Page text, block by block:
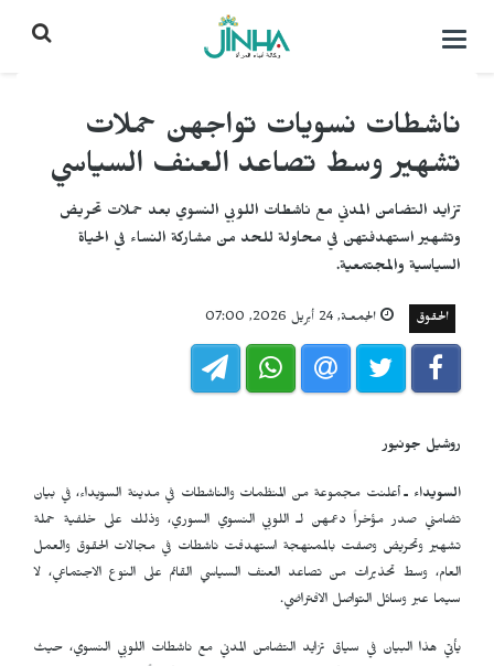
التحكم
ناشطات نسويات تواجهن حملات
تشهير وسط تصاعد العنف السياسي
تزايد التضامن المدني مع ناشطات اللوبي النسوي بعد حملات تحريض
وتشهير استهدفتهن في محاولة للحد من مشاركة النساء في الحياة
السياسية والمجتمعية.
الحقوق الجمعـة, 24 أبريل 2026, 07:00
روشيل جونيور
السويداء ـأعلنت مجموعة من المنظمات والناشطات في مدينة السويداء، في بيان
تضامني صدر مؤخراً دعمهن لـ اللوبي النسوي السوري، وذلك على خلفية حملة
تشهير وتحريض وصفت بالممنهجة استهدفت ناشطات في مجالات الحقوق والعمل
العام، وسط تحذيرات من تصاعد العنف السياسي القائم على النوع الاجتماعي، لا
سيما عبر وسائل التواصل الافتراضي.
يأتي هذا البيان في سياق تزايد التضامن المدني مع ناشطات اللوبي النسوي، حيث